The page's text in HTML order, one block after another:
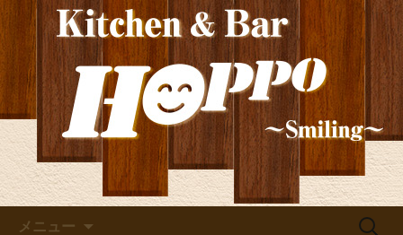
玉造の洋食居酒屋
「HOPPO（ホッポ）」の最新
情報
新しいワインの情報を発信！ご宴会や
貸切にもぴったり。深夜2時まで営業し
ているので、2軒目利用としても。
メニュー
検